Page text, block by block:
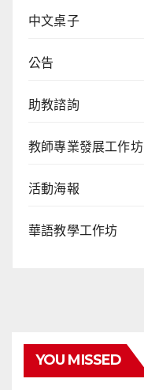
中文桌子
公告
助教諮詢
教師專業發展工作坊
活動海報
華語教學工作坊
YOU MISSED